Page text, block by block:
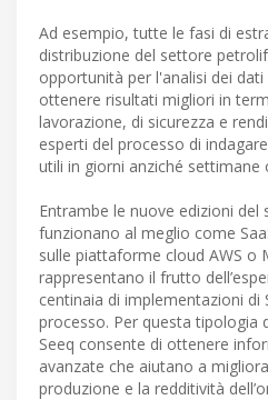
Ad esempio, tutte le fasi di
distribuzione del settore
opportunità per l'analisi dei
ottenere risultati migliori in
lavorazione, di sicurezza e
esperti del processo di
utili in giorni anziché settimane
Entrambe le nuove edizioni del
funzionano al meglio come
sulle piattaforme cloud AWS o
rappresentano il frutto
centinaia di implementazioni di
processo. Per questa tipologia
Seeq consente di ottenere
avanzate che aiutano a
produzione e la redditività